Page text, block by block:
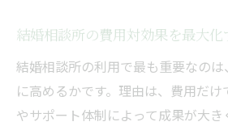
結婚相談所の費用対効果を最大化
結婚相談所の利用で最も重要なの
に高めるかです。理由は、費用だ
やサポート体制によって成果が大き